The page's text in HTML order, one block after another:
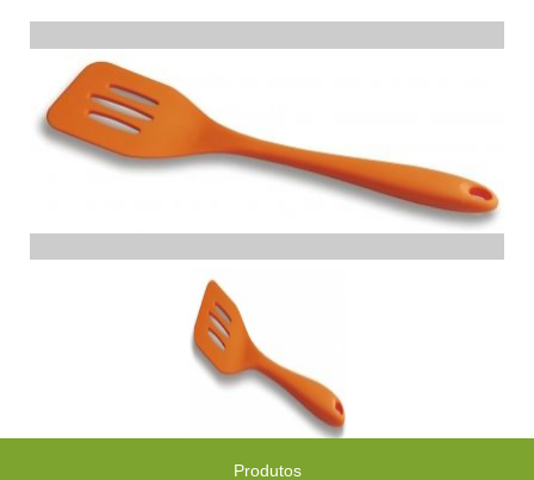
Produtos